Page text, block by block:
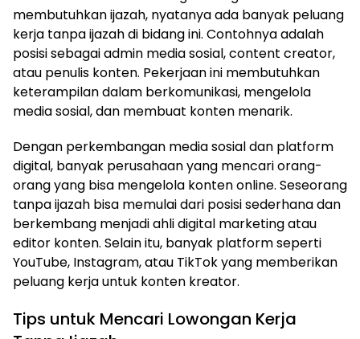
membutuhkan ijazah, nyatanya ada banyak peluang
kerja tanpa ijazah di bidang ini. Contohnya adalah
posisi sebagai admin media sosial, content creator,
atau penulis konten. Pekerjaan ini membutuhkan
keterampilan dalam berkomunikasi, mengelola
media sosial, dan membuat konten menarik.
Dengan perkembangan media sosial dan platform
digital, banyak perusahaan yang mencari orang-
orang yang bisa mengelola konten online. Seseorang
tanpa ijazah bisa memulai dari posisi sederhana dan
berkembang menjadi ahli digital marketing atau
editor konten. Selain itu, banyak platform seperti
YouTube, Instagram, atau TikTok yang memberikan
peluang kerja untuk konten kreator.
Tips untuk Mencari Lowongan Kerja